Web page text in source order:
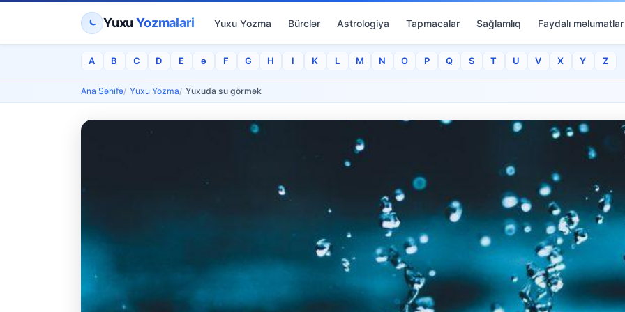
YuxuYozmalari Yuxu Yozma Bürclər Astrologiya Tapmacalar Sağlamlıq Faydalı məlumatlar
A B C D E ə F G H I K L M N O P Q S T U V X Y Z
Ana Səhifə Yuxu Yozma Yuxuda su görmək